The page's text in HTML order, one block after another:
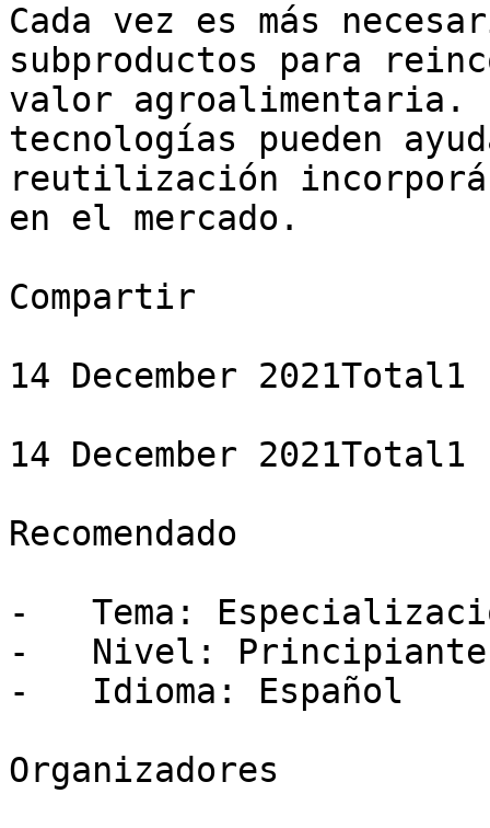
Cada vez es más
subproductos para
valor agroalimentaria.
tecnologías pueden
reutilización
en el mercado.
Compartir
14 December
14 December
Recomendado
-   Tema:
-   Nivel: Principiante
-   Idioma: Español
Organizadores